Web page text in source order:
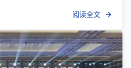
形成覆盖产品、交付与运营支持的
阅读全文